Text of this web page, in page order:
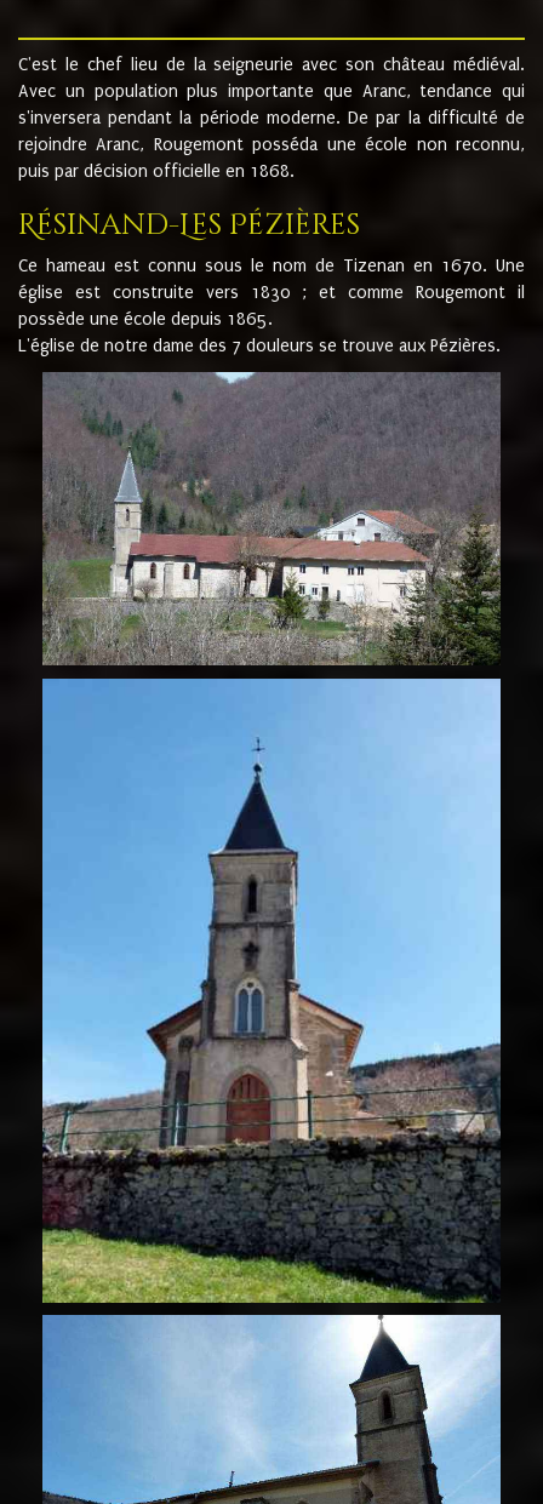
C'est le chef lieu de la seigneurie avec son château médiéval.
Avec un population plus importante que Aranc, tendance qui
s'inversera pendant la période moderne. De par la difficulté de
rejoindre Aranc, Rougemont posséda une école non reconnu,
puis par décision officielle en 1868.
Résinand-Les Pézières
Ce hameau est connu sous le nom de Tizenan en 1670. Une
église est construite vers 1830 ; et comme Rougemont il
possède une école depuis 1865.
L'église de notre dame des 7 douleurs se trouve aux Pézières.